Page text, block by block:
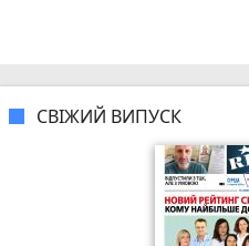
СВІЖИЙ ВИПУСК